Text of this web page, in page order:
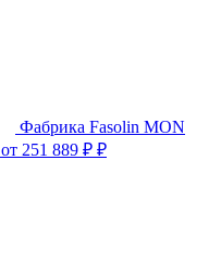
Фабрика Fasolin MON
от 251 889 ₽ ₽